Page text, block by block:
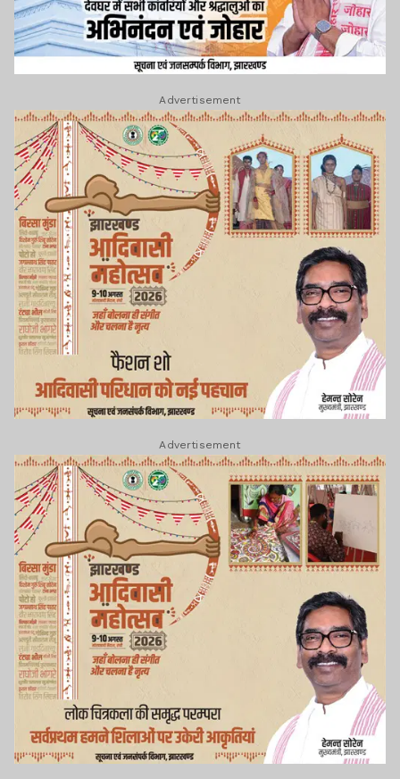
Advertisement
Advertisement